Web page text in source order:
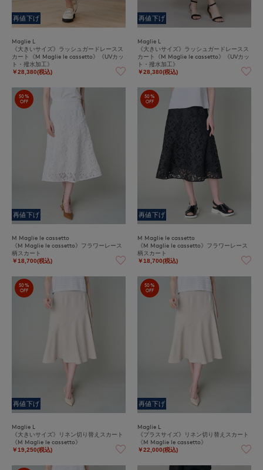
再値下げ
Maglie L
《大きいサイズ》ラッシュガードレースス
カート《M Maglie le cassetto》《UVカッ
ト・撥水加工》
￥28,380(税込)
再値下げ
Maglie L
《大きいサイズ》ラッシュガードレースス
カート《M Maglie le cassetto》《UVカッ
ト・撥水加工》
￥28,380(税込)
50%
OFF
再値下げ
M Maglie le cassetto
《M Maglie le cassetto》フラワーレース
柄スカート
￥18,700(税込)
50%
OFF
再値下げ
M Maglie le cassetto
《M Maglie le cassetto》フラワーレース
柄スカート
￥18,700(税込)
50%
OFF
再値下げ
Maglie L
《大きいサイズ》リネン切り替えスカート
《M Maglie le cassetto》
￥19,250(税込)
50%
OFF
再値下げ
Maglie L
《プラスサイズ》リネン切り替えスカート
《M Maglie le cassetto》
￥22,000(税込)